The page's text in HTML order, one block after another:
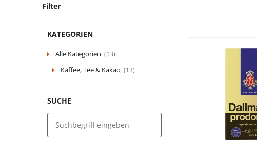
Filter
KATEGORIEN
Alle Kategorien (13)
Kaffee, Tee & Kakao (13)
SUCHE